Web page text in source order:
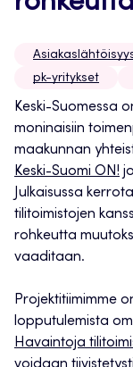
pk-yritykset
Keski-Suomessa
moninaisiin
maakunnan
Keski-Suomi ON!
Julkaisussa
tilitoimistojen
rohkeutta
vaaditaan.
Projektitiimimme
lopputulemista
Havaintoja